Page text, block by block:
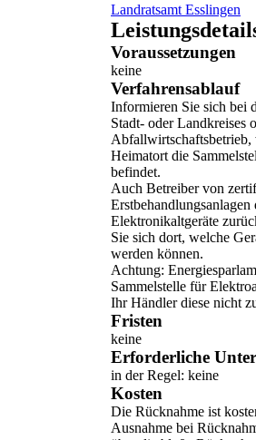
Landratsamt Esslingen
Voraussetzungen
keine
Verfahrensablauf
Informieren Sie sich bei
Stadt- oder Landkreises
Abfallwirtschaftsbetrieb,
Heimatort die
befindet.
Auch Betreiber von
Elektronikaltgeräte
Sie sich dort, welche
werden können.
Achtung:
Sammelstelle für
Ihr Händler diese nicht
Fristen
keine
Erforderliche
in der Regel: keine
Kosten
Die Rücknahme ist
Ausnahme bei